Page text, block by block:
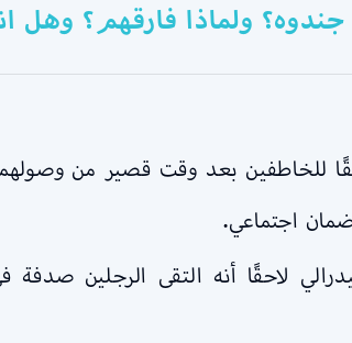
ولماذا فارقهم؟ وهل
اجتماعي.
لاحقًا أنه التقى الرجلين